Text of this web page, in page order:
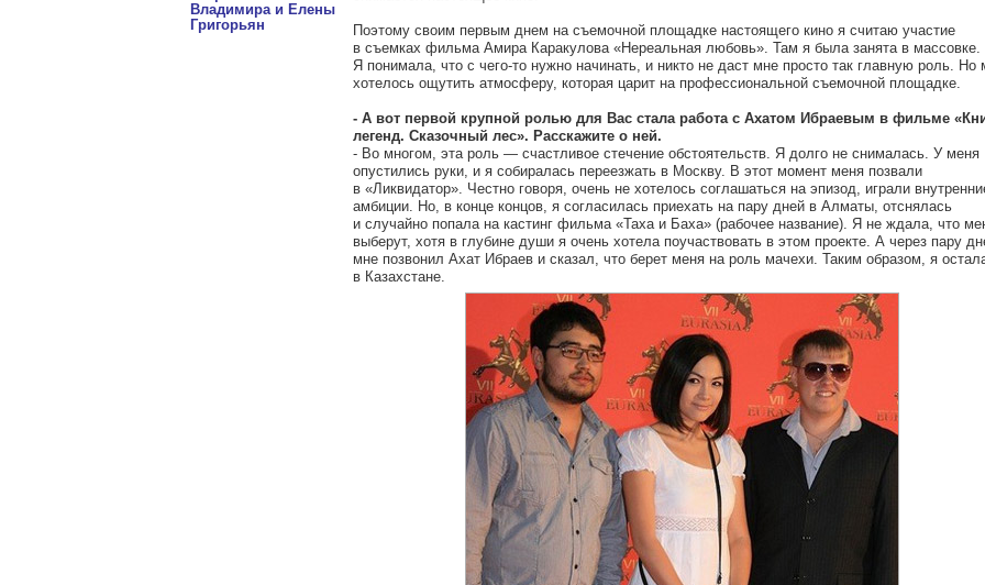
Владимира и Елены
Григорьян
Поэтому своим первым днем на съемочной площадке настоящего кино я считаю участие
в съемках фильма Амира Каракулова «Нереальная любовь». Там я была занята в массовке.
Я понимала, что с чего-то нужно начинать, и никто не даст мне просто так главную роль. Но
хотелось ощутить атмосферу, которая царит на профессиональной съемочной площадке.
- А вот первой крупной ролью для Вас стала работа с Ахатом Ибраевым в фильме
легенд. Сказочный лес». Расскажите о ней.
- Во многом, эта роль — счастливое стечение обстоятельств. Я долго не снималась. У меня
опустились руки, и я собиралась переезжать в Москву. В этот момент меня позвали
в «Ликвидатор». Честно говоря, очень не хотелось соглашаться на эпизод, играли
амбиции. Но, в конце концов, я согласилась приехать на пару дней в Алматы, отснялась
и случайно попала на кастинг фильма «Таха и Баха» (рабочее название). Я не ждала, что
выберут, хотя в глубине души я очень хотела поучаствовать в этом проекте. А через пару
мне позвонил Ахат Ибраев и сказал, что берет меня на роль мачехи. Таким образом, я
в Казахстане.